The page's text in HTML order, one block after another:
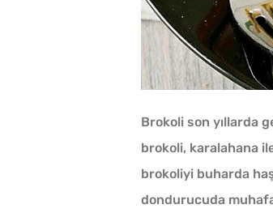
Brokoli son yıllarda
brokoli, karalahana
brokoliyi buharda
dondurucuda